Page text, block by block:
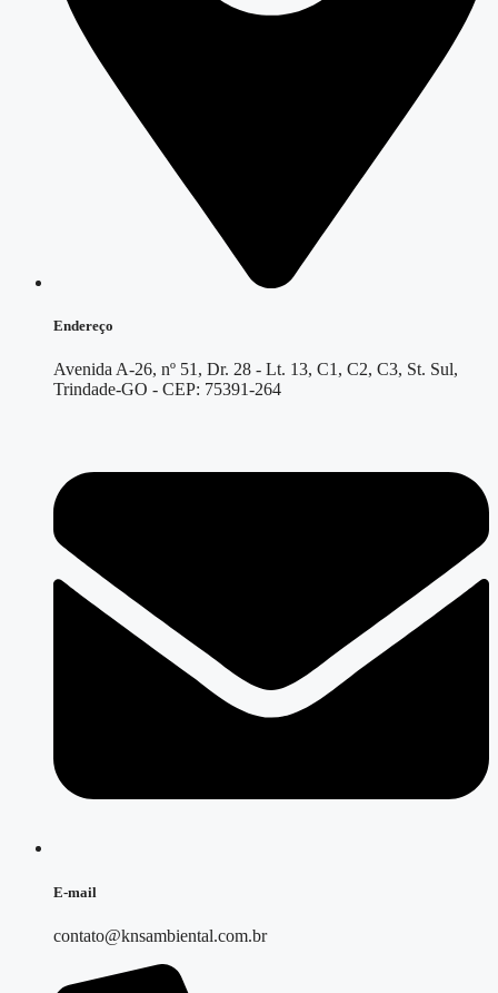
Endereço
Avenida A-26, nº 51, Dr. 28 - Lt. 13, C1, C2, C3, St. Sul,
Trindade-GO - CEP: 75391-264
E-mail
contato@knsambiental.com.br